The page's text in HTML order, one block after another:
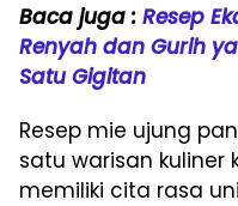
Baca juga : Resep
Renyah dan Gurih
Satu Gigitan
Resep mie ujung
satu warisan kuliner
memiliki cita rasa